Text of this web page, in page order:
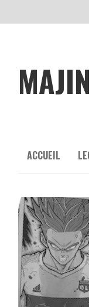
ACCUEIL